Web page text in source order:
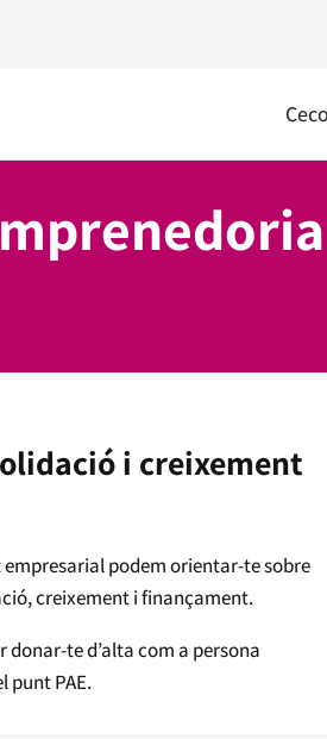
i creixement
empresarial podem orientar-te sobre
creixement i finançament.
te d’alta com a persona
punt PAE.